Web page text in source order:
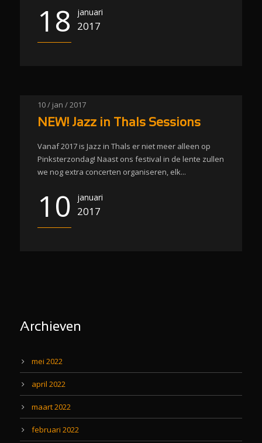
18 januari
2017
10 / jan / 2017
NEW! Jazz in Thals Sessions
Vanaf 2017 is Jazz in Thals er niet meer alleen op
Pinksterzondag! Naast ons festival in de lente zullen
we nog extra concerten organiseren, elk...
10 januari
2017
Archieven
mei 2022
april 2022
maart 2022
februari 2022